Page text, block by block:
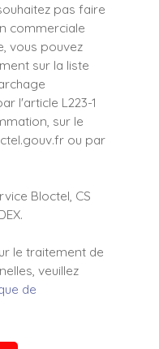
pas faire
commerciale
vous pouvez
sur la liste
l'article L223-1
sur le
ou par
Bloctel, CS
le traitement de
veuillez
de